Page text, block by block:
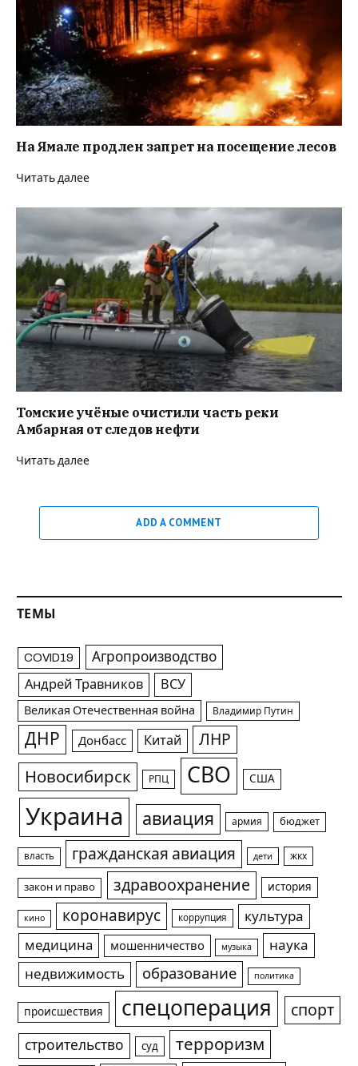
На Ямале продлен запрет на посещение лесов
Читать далее
Томские учёные очистили часть реки
Амбарная от следов нефти
Читать далее
ADD A COMMENT
ТЕМЫ
COVID19 Агропроизводство
Андрей Травников ВСУ
Великая Отечественная война Владимир Путин
ДНР Донбасс Китай ЛНР
Новосибирск РПЦ СВО США
Украина авиация армия бюджет
власть гражданская авиация дети жкх
закон и право здравоохранение история
кино коронавирус коррупция
культура
медицина
мошенничество музыка
наука
недвижимость
образование политика
происшествия спецоперация спорт
строительство суд терроризм